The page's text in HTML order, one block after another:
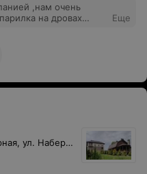
,нам очень
на дровах
прохладный под
довольны .Спасибо
Еще
Барановичский р-н, дер. Приозерная, ул. Набережная, 1